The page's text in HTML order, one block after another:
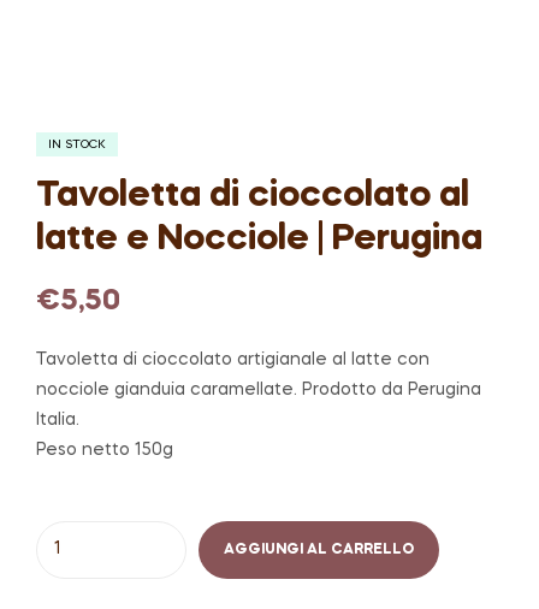
IN STOCK
Tavoletta di cioccolato al
latte e Nocciole | Perugina
€5,50
Tavoletta di cioccolato artigianale al latte con
nocciole gianduia caramellate. Prodotto da Perugina
Italia.
Peso netto 150g
AGGIUNGI AL CARRELLO